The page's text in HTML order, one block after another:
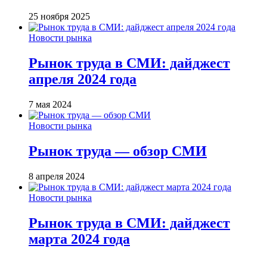
25 ноября 2025
Новости рынка
Рынок труда в СМИ: дайджест
апреля 2024 года
7 мая 2024
Новости рынка
Рынок труда — обзор СМИ
8 апреля 2024
Новости рынка
Рынок труда в СМИ: дайджест
марта 2024 года